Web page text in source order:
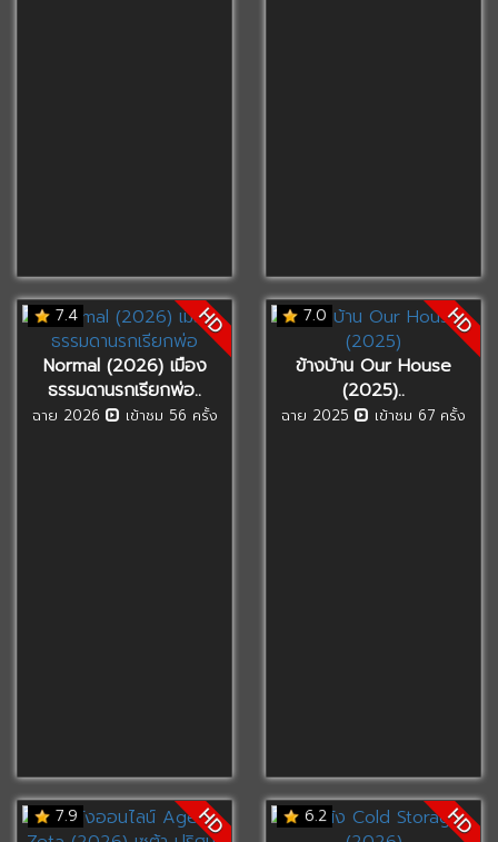
7.4 HD
Normal (2026) เมือง
ธรรมดานรกเรียกพ่อ..
ฉาย 2026 เข้าชม 56 ครั้ง
7.0 HD
ข้างบ้าน Our House
(2025)..
ฉาย 2025 เข้าชม 67 ครั้ง
7.9 HD 6.2 HD